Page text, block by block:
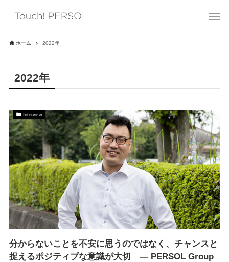
ホーム 2022年
2022年
Interview
分からないことを不安に思うのではなく、チャンスと
捉えるポジティブな意識が大切 ― PERSOL Group